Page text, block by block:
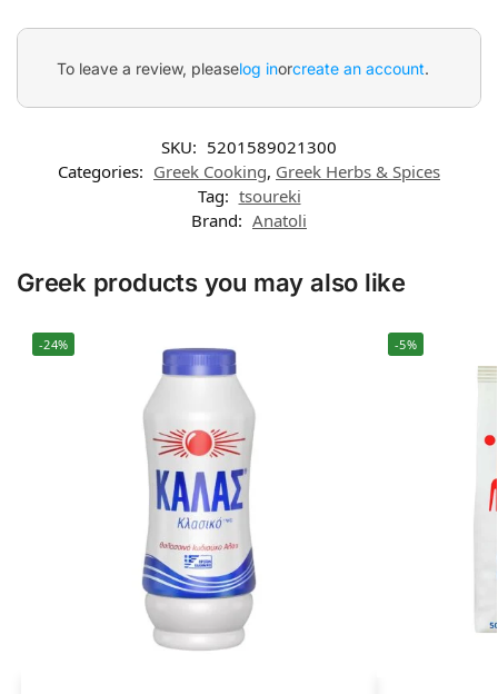
To leave a review, pleaselog inorcreate an account.
SKU: 5201589021300
Categories: Greek Cooking, Greek Herbs & Spices
Tag: tsoureki
Brand: Anatoli
Greek products you may also like
-24% -5%